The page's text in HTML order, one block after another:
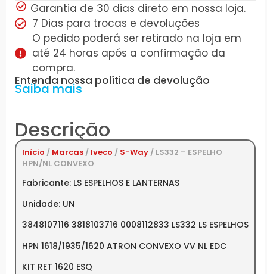
Garantia de 30 dias direto em nossa loja.
7 Dias para trocas e devoluções
O pedido poderá ser retirado na loja em
até 24 horas após a confirmação da
compra.
Entenda nossa política de devolução
Saiba mais
Descrição
Início / Marcas / Iveco / S-Way / LS332 – ESPELHO
HPN/NL CONVEXO
Fabricante: LS ESPELHOS E LANTERNAS
Unidade: UN
3848107116 3818103716 0008112833 LS332 LS ESPELHOS
HPN 1618/1935/1620 ATRON CONVEXO VV NL EDC
KIT RET 1620 ESQ